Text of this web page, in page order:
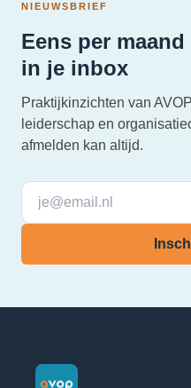
NIEUWSBRIEF
Eens per
in je inbox
Praktijkinzichten van
leiderschap en
afmelden kan altijd.